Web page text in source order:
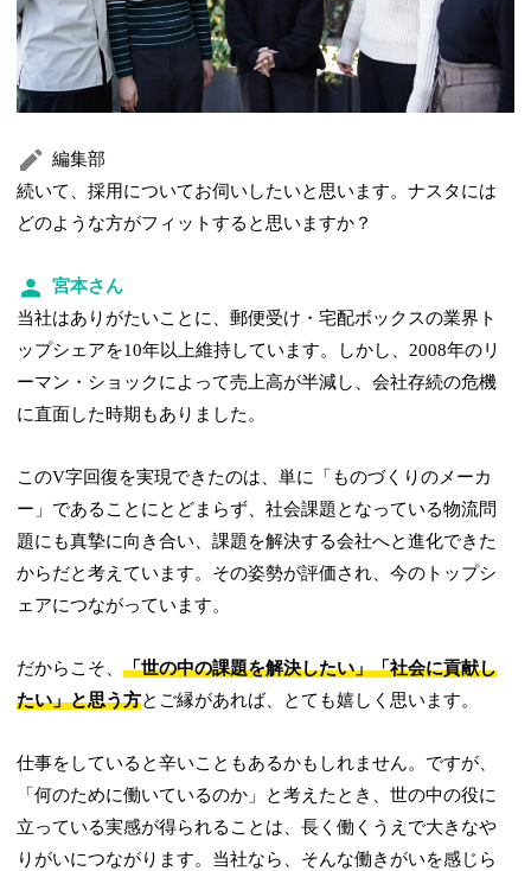
編集部
続いて、採用についてお伺いしたいと思います。ナスタには
どのような方がフィットすると思いますか？
宮本さん
当社はありがたいことに、郵便受け・宅配ボックスの業界ト
ップシェアを10年以上維持しています。しかし、2008年のリ
ーマン・ショックによって売上高が半減し、会社存続の危機
に直面した時期もありました。
このV字回復を実現できたのは、単に「ものづくりのメーカ
ー」であることにとどまらず、社会課題となっている物流問
題にも真摯に向き合い、課題を解決する会社へと進化できた
からだと考えています。その姿勢が評価され、今のトップシ
ェアにつながっています。
だからこそ、「世の中の課題を解決したい」「社会に貢献し
たい」と思う方とご縁があれば、とても嬉しく思います。
仕事をしていると辛いこともあるかもしれません。ですが、
「何のために働いているのか」と考えたとき、世の中の役に
立っている実感が得られることは、長く働くうえで大きなや
りがいにつながります。当社なら、そんな働きがいを感じら